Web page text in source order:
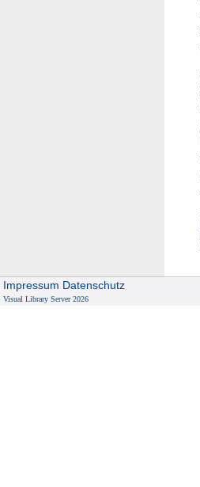
Impressum Datenschutz
Visual Library Server 2026